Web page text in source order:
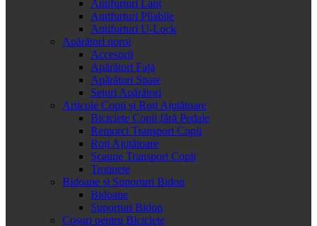
Antifurturi Lanț
Antifurturi Pliabile
Antifurturi U-Lock
Apărători noroi
Accesorii
Apărători Față
Apărători Spate
Seturi Apărători
Articole Copii și Roți Ajutătoare
Biciclete Copii fără Pedale
Remorci Transport Copii
Roți Ajutătoare
Scaune Transport Copii
Trotinete
Bidoane și Suporturi Bidon
Bidoane
Suporturi Bidon
Coșuri pentru Biciclete